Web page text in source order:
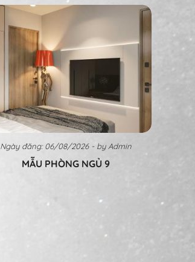
Ngày đăng: 06/08/2026 - by Admin
MẪU PHÒNG NGỦ 9